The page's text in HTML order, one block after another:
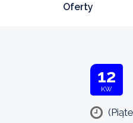
Oferty
12
KW